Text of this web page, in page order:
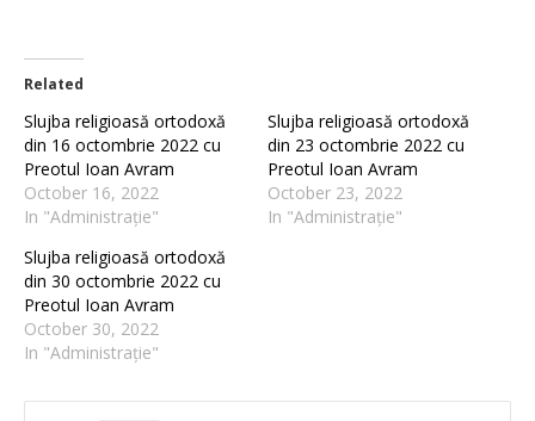
Related
Slujba religioasă ortodoxă
din 16 octombrie 2022 cu
Preotul Ioan Avram
October 16, 2022
In "Administrație"
Slujba religioasă ortodoxă
din 23 octombrie 2022 cu
Preotul Ioan Avram
October 23, 2022
In "Administrație"
Slujba religioasă ortodoxă
din 30 octombrie 2022 cu
Preotul Ioan Avram
October 30, 2022
In "Administrație"